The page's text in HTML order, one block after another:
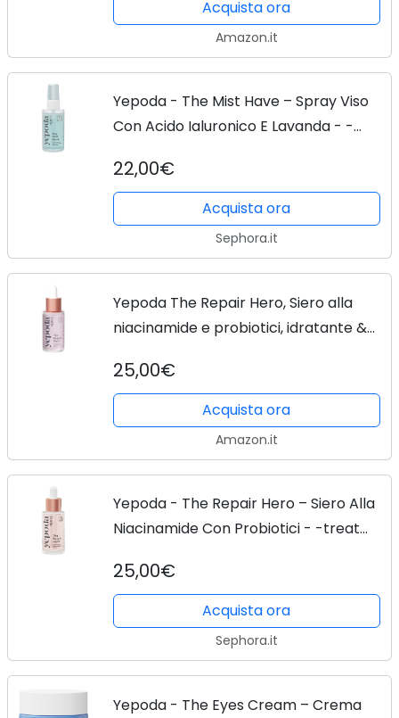
Acquista ora
Amazon.it
Yepoda - The Mist Have – Spray Viso
Con Acido Ialuronico E Lavanda - -
22,00€
Acquista ora
Sephora.it
Yepoda The Repair Hero, Siero alla
niacinamide e probiotici, idratante &
Slow Aging, testato e approvato per
tutti i...
25,00€
Acquista ora
Amazon.it
Yepoda - The Repair Hero – Siero Alla
Niacinamide Con Probiotici - -treat
25,00€
Acquista ora
Sephora.it
Yepoda - The Eyes Cream – Crema